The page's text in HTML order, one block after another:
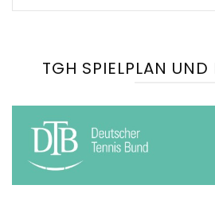
nach:
TGH SPIELPLAN UND